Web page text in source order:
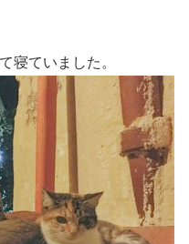
寝ていました。